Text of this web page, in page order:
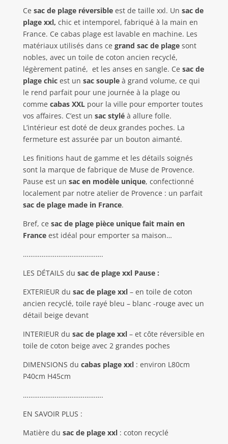
Ce sac de plage réversibleest de taille xxl. Un sac de
plage xxl, chic et intemporel, fabriqué à la main en
France. Ce cabas plage est lavable en machine. Les
matériaux utilisés dans ce grand sac de plagesont
nobles, avec un toile de coton ancien recyclé,
légèrement patiné, et les anses en sangle. Ce sac de
plage chicest un sac soupleà grand volume, ce qui
le rend parfait pour une journée à la plage ou
comme cabas XXL pour la ville pour emporter toutes
vos affaires. C’est un sac styléà allure folle.
L’intérieur est doté de deux grandes poches. La
fermeture est assurée par un bouton aimanté.
Les finitions haut de gamme et les détails soignés
sont la marque de fabrique de Muse de Provence.
Pause est un sac en modèle unique, confectionné
localement par notre atelier de Provence : un parfait
sac de plage made in France.
Bref, ce sac de plage pièce unique fait main en
Franceest idéal pour emporter sa maison…
…………………………………….
LES DÉTAILS du sac de plage xxl Pause :
EXTERIEUR du sac de plage xxl– en toile de coton
ancien recyclé, toile rayé bleu – blanc -rouge avec un
détail beige devant
INTERIEUR du sac de plage xxl – et côte réversible en
toile de coton beige avec 2 grandes poches
DIMENSIONS du cabas plage xxl: environ L80cm
P40cm H45cm
…………………………………….
EN SAVOIR PLUS :
Matière du sac de plage xxl: coton recyclé